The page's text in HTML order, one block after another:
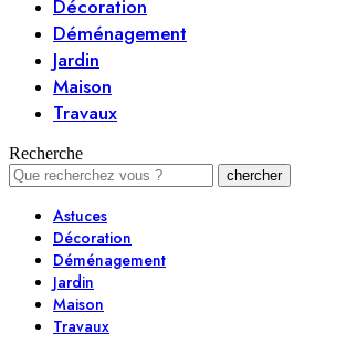
Décoration
Déménagement
Jardin
Maison
Travaux
Recherche
Astuces
Décoration
Déménagement
Jardin
Maison
Travaux